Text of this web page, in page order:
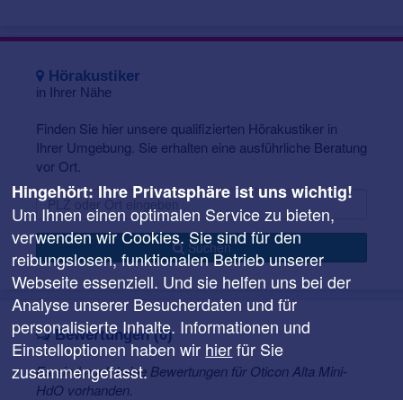
Tablets, Laptops, Fernseher, Telefonen und
dann direkt an die Hörgeräte übertragen.
dünnen Schallschläuchen und bequemen
Ohrpassstück. Sie sind sehr diskret und überzeugen
dank dieser offenen Versorgung einen angenehmen
Tragekomfort. Diese Hörgeräte sind außerdem
Schmutz- und Wasserresistent nach der IP57
Schutznorm. Alta Pro Hörgeräte in vielen modischen,
edlen und klassischen Farben erhältlich.
Hörakustiker
in Ihrer Nähe
Finden Sie hier unsere qualifizierten Hörakustiker in
Ihrer Umgebung. Sie erhalten eine ausführliche Beratung
vor Ort.
Suchen
Bewertungen (0)
Es sind noch keine Bewertungen für Oticon Alta Mini-
HdO vorhanden.
Hingehört: Ihre Privatsphäre ist uns wichtig!
Um Ihnen einen optimalen Service zu bieten,
verwenden wir Cookies. Sie sind für den
reibungslosen, funktionalen Betrieb unserer
Webseite essenziell. Und sie helfen uns bei der
Analyse unserer Besucherdaten und für
personalisierte Inhalte. Informationen und
Einstelloptionen haben wir hierfür Sie
zusammengefasst.